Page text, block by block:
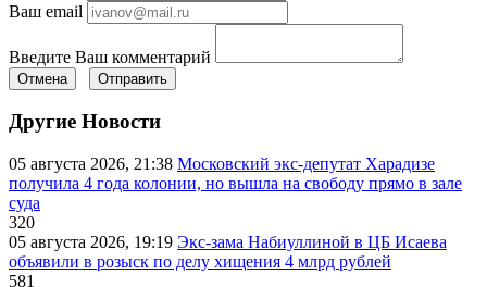
Ваш email
Введите Ваш комментарий
Отмена Отправить
Другие Новости
05 августа 2026, 21:38 Московский экс-депутат Харадизе
получила 4 года колонии, но вышла на свободу прямо в зале
суда
320
05 августа 2026, 19:19 Экс-зама Набиуллиной в ЦБ Исаева
объявили в розыск по делу хищения 4 млрд рублей
581